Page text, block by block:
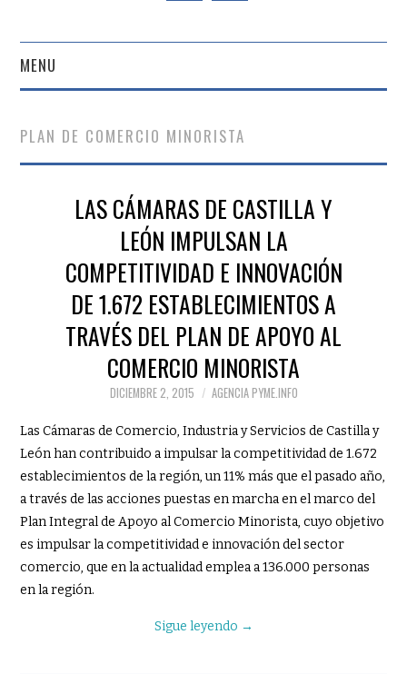
MENU
PLAN DE COMERCIO MINORISTA
LAS CÁMARAS DE CASTILLA Y
LEÓN IMPULSAN LA
COMPETITIVIDAD E INNOVACIÓN
DE 1.672 ESTABLECIMIENTOS A
TRAVÉS DEL PLAN DE APOYO AL
COMERCIO MINORISTA
DICIEMBRE 2, 2015 AGENCIA PYME.INFO
Las Cámaras de Comercio, Industria y Servicios de Castilla y
León han contribuido a impulsar la competitividad de 1.672
establecimientos de la región, un 11% más que el pasado año,
a través de las acciones puestas en marcha en el marco del
Plan Integral de Apoyo al Comercio Minorista, cuyo objetivo
es impulsar la competitividad e innovación del sector
comercio, que en la actualidad emplea a 136.000 personas
en la región.
Sigue leyendo →